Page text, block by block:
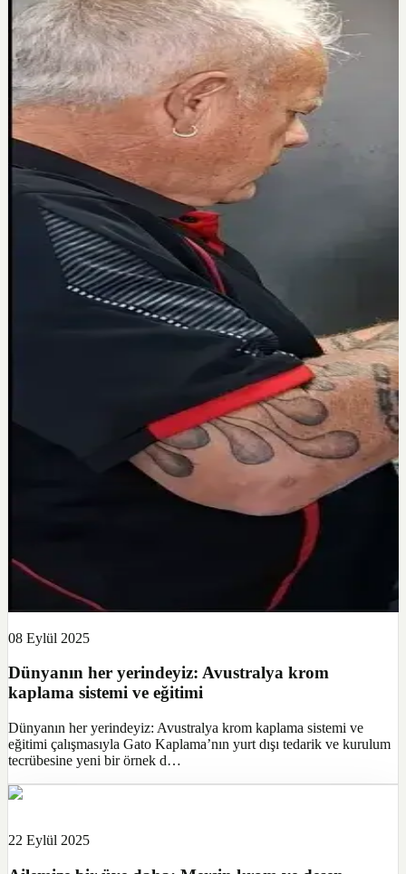
08 Eylül 2025
Dünyanın her yerindeyiz: Avustralya krom
kaplama sistemi ve eğitimi
Dünyanın her yerindeyiz: Avustralya krom kaplama sistemi ve
eğitimi çalışmasıyla Gato Kaplama’nın yurt dışı tedarik ve kurulum
tecrübesine yeni bir örnek d…
22 Eylül 2025